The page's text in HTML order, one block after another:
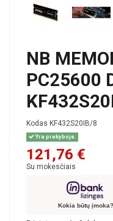
NB
PC25600
Kodas KF432S20IB/8
Yra prekyboje.
121,76 €
Su mokesčiais
Kokia būtų įmoka?